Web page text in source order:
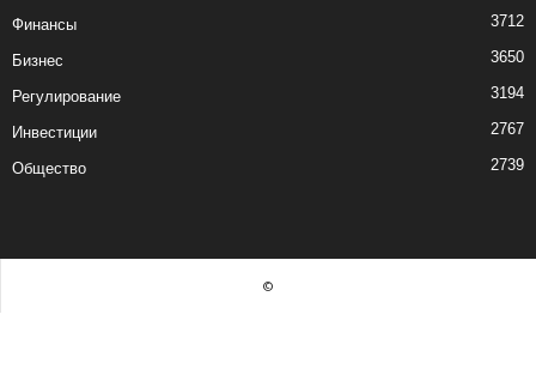
Финансы 3712
Бизнес 3650
Регулирование 3194
Инвестиции 2767
Общество 2739
©